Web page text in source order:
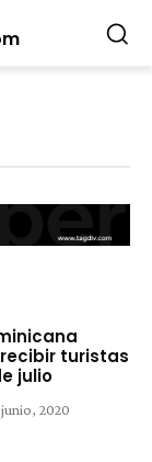
turistas
julio
junio, 2020